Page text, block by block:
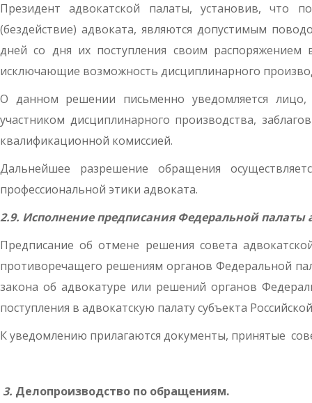
Президент адвокатской палаты, установив, что
(бездействие) адвоката, являются допустимым
дней со дня их поступления своим распоряжением
исключающие возможность дисциплинарного
О данном решении письменно уведомляется лицо,
участником дисциплинарного производства,
квалификационной комиссией.
Дальнейшее разрешение обращения
профессиональной этики адвоката.
2.9. Исполнение предписания Федеральной
Предписание об отмене решения совета
противоречащего решениям органов Федеральной
закона об адвокатуре или решений органов
поступления в адвокатскую палату субъекта
К уведомлению прилагаются документы, принятые
3. Делопроизводство по обращениям.